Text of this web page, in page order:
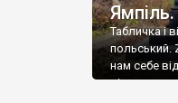
Табличка і
польський.
нам себе
віднести